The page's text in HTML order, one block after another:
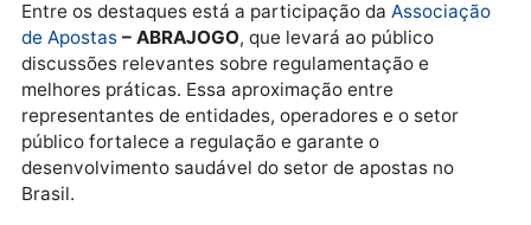
que essas pautas sejam aprovadas até dezembro,
acelerando a expansão do setor.
BiS SiGMA Americas reúne os
principais líderes
O evento contará com painéis, debates e